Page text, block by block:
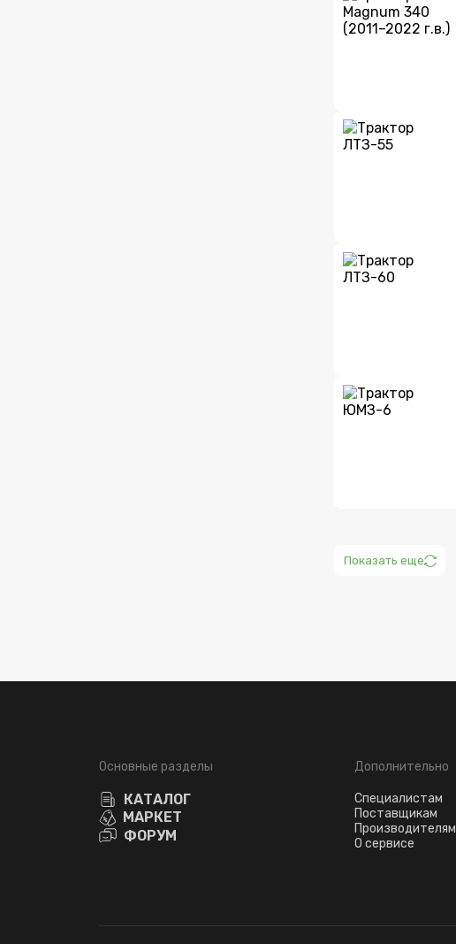
Показать еще
Основные разделы
КАТАЛОГ
МАРКЕТ
ФОРУМ
Дополнительно
Специалистам
Поставщикам
Производителям
О сервисе